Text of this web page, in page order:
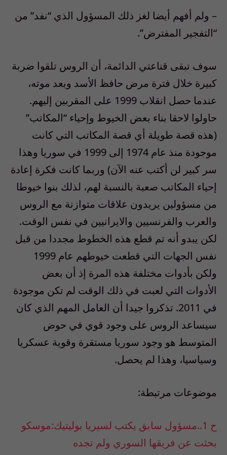
– ولم أفهم أيضا لغز ذلك المسؤول الذي “نفد” من
“التفجير المفترض”.
سوف تبقى قناعتي الدائمة، أن الروس تلقوا ضربة
كبيرة خلال فترة مرض حافظ الأسد وبعد موته،
عندما حصل انقلاب 1999 على المقربين إليهم.
حاولوا لاحقا بناء بعض الخيوط وإحياء “المكاتب”
(هذه قصة طويلة أي قصة المكاتب التي كانت
موجودة منذ عام 1974 إلى 1999 في سوريا وهذا
سر كبير لن أكتب عنه الآن) وربما كانت فكرة إعادة
إحياء المكاتب صعبة بالنسبة لهم، لذلك بنوا خيوطا
من مسؤولين يريدون علاقات متوازنة مع الروس
والعرب والفرنسيين والايرانيين في نفس الوقت.
لكن يبدو أنه تم قطع هذه الخطوط مجددا من قبل
نفس الجهات التي قطعت خيوطهم عام 1999
ولكن بأدوات مختلفة هذه المرة إذ أن بعض
الأدوات التي لعبت في ذلك الوقت لم تكن موجودة
في 2011. تذكروا جيدا أن العامل المهم الذي كان
سيساعد الروس على وجود قوي في حوض
المتوسط هو وجود سوريا مستقرة وقوية عسكريا
وسياسيا، وهذا لم يحصل.
موضوعات مرتبطة:
ح 1..مسؤول سابق يكتب لسيريا بوليتيك:موسكو
بحثت عن فريقها السوري ولم تجده